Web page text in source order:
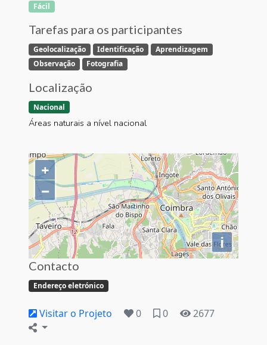
Fácil
Tarefas para os participantes
Geolocalização Identificação
Aprendizagem
Observação
Fotografia
Localização
Nacional
Áreas naturais a nível nacional
+
−
i
Contacto
Endereço eletrónico
Visitar o Projeto 0 0 2677